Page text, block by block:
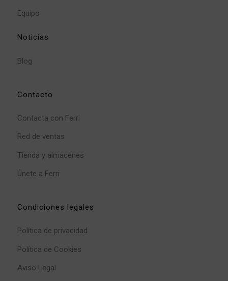
Equipo
Noticias
Blog
Contacto
Contacta con Ferri
Red de ventas
Tienda y almacenes
Únete a Ferri
Condiciones legales
Política de privacidad
Política de Cookies
Aviso Legal